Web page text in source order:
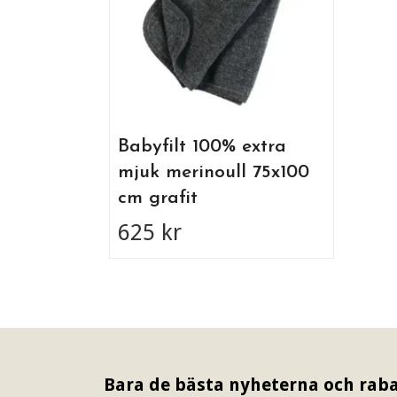
Babyfilt 100% extra
mjuk merinoull 75x100
cm grafit
625 kr
Bara de bästa nyheterna och